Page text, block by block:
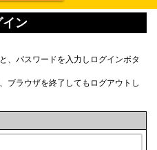
イン
、パスワードを入力しログインボタ
ブラウザを終了してもログアウトし